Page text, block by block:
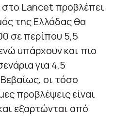
στο Lancet προβλέπει
της Ελλάδας θα
σε περίπου 5,5
υπάρχουν και πιο
για 4,5
οι τόσο
προβλέψεις είναι
εξαρτώνται από